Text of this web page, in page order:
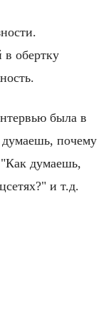
в обертку
была в
думаешь, почему
"Как думаешь,
и т.д.